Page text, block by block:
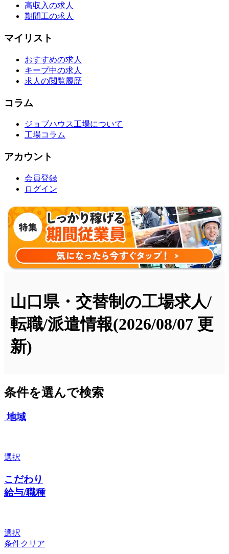
高収入の求人
期間工の求人
マイリスト
おすすめの求人
キープ中の求人
求人の閲覧履歴
コラム
ジョブハウス工場について
工場コラム
アカウント
会員登録
ログイン
山口県・交替制の工場求人/
転職/派遣情報(2026/08/07 更
新)
条件を選んで検索
地域
選択
こだわり
給与/職種
選択
条件クリア